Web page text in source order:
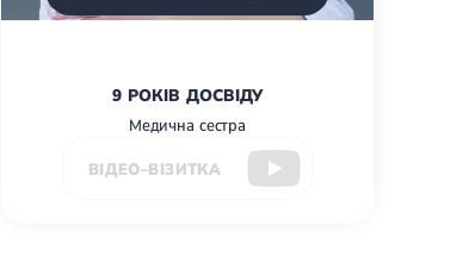
9 РОКІВ ДОСВІДУ
Медична сестра
ВІДЕО–ВІЗИТКА